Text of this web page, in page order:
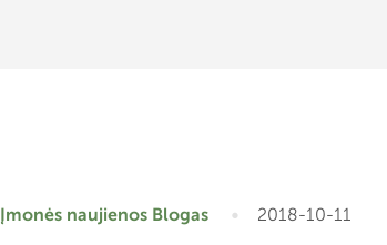
Įmonės naujienos Blogas 2018-10-11